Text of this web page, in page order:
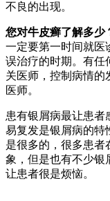
不良的出现。
您对牛皮癣了解多少
一定要第一时间就医
误治疗的时期。有任
关医师，控制病情的
医师。
患有银屑病最让患者
易复发是银屑病的特
是很多的，很多患者
象，但是也有不少银
让患者很是烦恼。